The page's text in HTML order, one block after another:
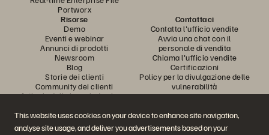
This website uses cookies on your device to enhance site navigation,
analyse site usage, and deliver you advertisements based on your
Portworx
Risorse
Demo
Eventi e webinar
Annunci di prodotti
Newsroom
Blog
Storie dei clienti
Community dei clienti
Articolo della knowledge base
Contattaci
Contatta l'ufficio vendite
Avvia una chat con il
personale di vendita
Chiama l'ufficio vendite
Certificazioni
Policy per la divulgazione delle
vulnerabilità
Partecipa alla conversazione